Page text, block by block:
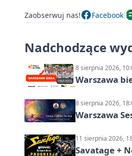
Zaobserwuj nas! Facebook
Nadchodzące
8 sierpnia 2026,
Warszawa
8 sierpnia 2026,
Warszawa
11 sierpnia 2026,
Savatage +